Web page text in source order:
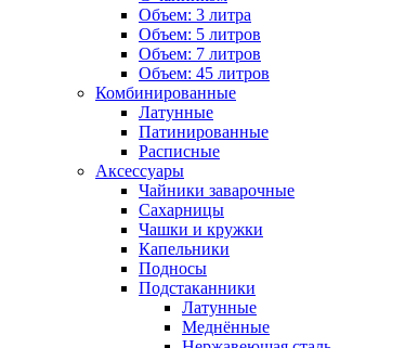
Объем: 3 литра
Объем: 5 литров
Объем: 7 литров
Объем: 45 литров
Комбинированные
Латунные
Патинированные
Расписные
Аксессуары
Чайники заварочные
Сахарницы
Чашки и кружки
Капельники
Подносы
Подстаканники
Латунные
Меднённые